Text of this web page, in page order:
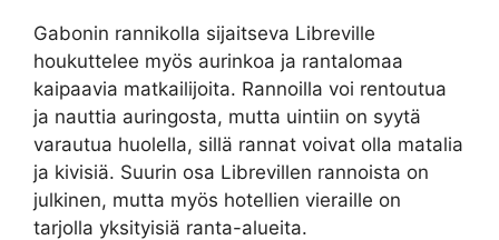
Gabonin rannikolla sijaitseva Libreville
houkuttelee myös aurinkoa ja rantalomaa
kaipaavia matkailijoita. Rannoilla voi rentoutua
ja nauttia auringosta, mutta uintiin on syytä
varautua huolella, sillä rannat voivat olla matalia
ja kivisiä. Suurin osa Librevillen rannoista on
julkinen, mutta myös hotellien vieraille on
tarjolla yksityisiä ranta-alueita.